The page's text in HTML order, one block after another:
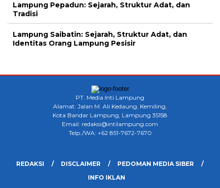
Lampung Pepadun: Sejarah, Struktur Adat, dan
Tradisi
Lampung Saibatin: Sejarah, Struktur Adat, dan
Identitas Orang Lampung Pesisir
PT. Media Inti Lampung
Alamat: Jalan M. Ali Kedaung, Kemiling,
Kota Bandar Lampung, Lampung 35158
Email: redaksi@intilampung.com
Telp./WA: +62 851-7672-7670
REDAKSI DISCLAIMER
PEDOMAN MEDIA SIBER
INFO IKLAN